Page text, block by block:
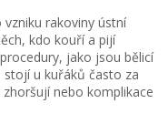
rakoviny ústní
kdo kouří a pijí
jako jsou bělicí
u kuřáků často za
nebo komplikace